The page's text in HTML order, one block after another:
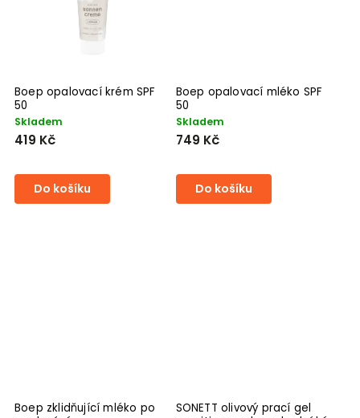
Boep opalovací krém SPF
50
Skladem
419 Kč
Do košíku
Boep opalovací mléko SPF
50
Skladem
749 Kč
Do košíku
Boep zklidňující mléko po
SONETT olivový prací gel